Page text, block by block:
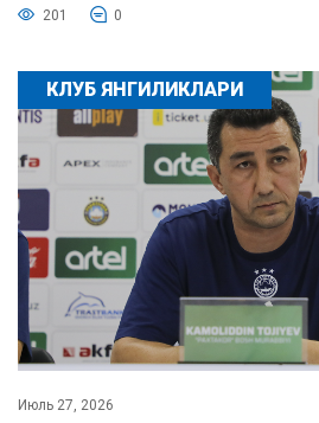
201 0
КЛУБ ЯНГИЛИКЛАРИ
Июль 27, 2026